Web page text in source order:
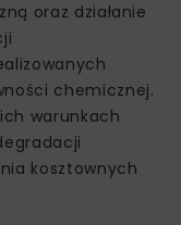
oraz działanie
chemicznej.
warunkach
kosztownych